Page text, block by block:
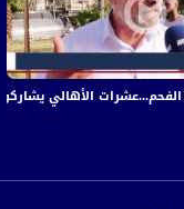
الأهالي